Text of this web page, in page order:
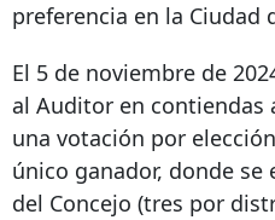
preferencia en la Ciudad
El 5 de noviembre de
al Auditor en contiendas
una votación por
único ganador, donde
del Concejo (tres por